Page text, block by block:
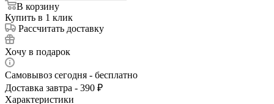
В корзину
Купить в 1 клик
Рассчитать доставку
Хочу в подарок
Самовывоз сегодня - бесплатно
Доставка завтра - 390 ₽
Характеристики